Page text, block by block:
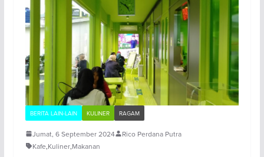
BERITA LAIN-LAIN KULINER RAGAM
Jumat, 6 September 2024
Rico Perdana Putra
Kafe,Kuliner,Makanan